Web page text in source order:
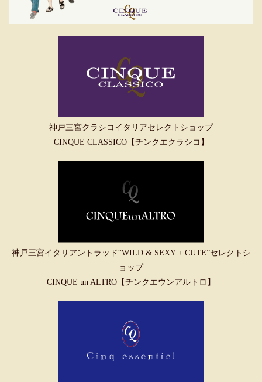
神戸三宮クラシコイタリアセレクトショップ
CINQUE CLASSICO【チンクエクラシコ】
神戸三宮イタリアントラッド“WILD & SEXY + CUTE”セレクトシ
ョップ
CINQUE un ALTRO【チンクエウンアルトロ】